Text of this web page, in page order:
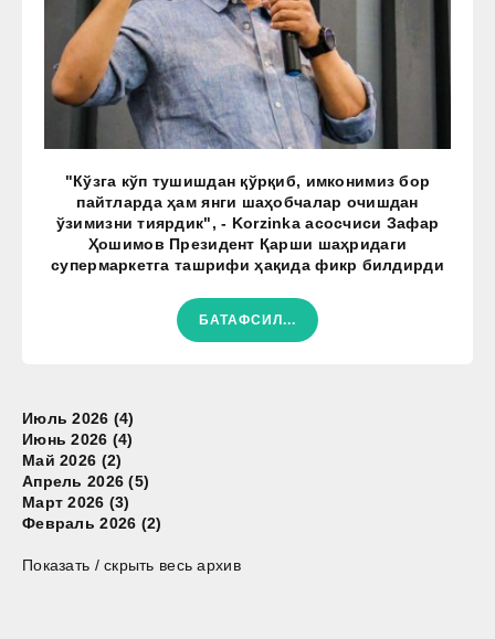
"Кўзга кўп тушишдан қўрқиб, имконимиз бор
пайтларда ҳам янги шаҳобчалар очишдан
ўзимизни тиярдик", - Korzinka асосчиси Зафар
Ҳошимов Президент Қарши шаҳридаги
супермаркетга ташрифи ҳақида фикр билдирди
БАТАФСИЛ...
Июль 2026 (4)
Июнь 2026 (4)
Май 2026 (2)
Апрель 2026 (5)
Март 2026 (3)
Февраль 2026 (2)
Показать / скрыть весь архив